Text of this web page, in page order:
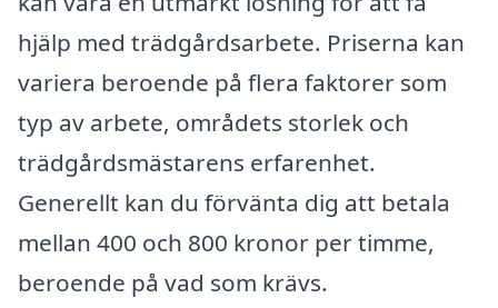
hjälp med trädgårdsarbete. Priserna kan
variera beroende på flera faktorer som
typ av arbete, områdets storlek och
trädgårdsmästarens erfarenhet.
Generellt kan du förvänta dig att betala
mellan 400 och 800 kronor per timme,
beroende på vad som krävs.